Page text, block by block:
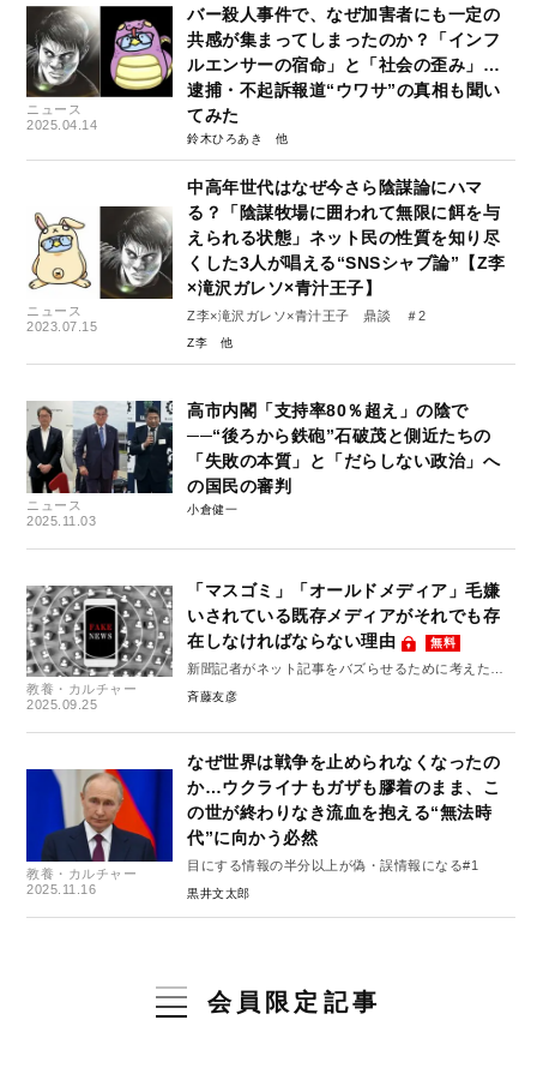
ニュース
2025.04.14
バー殺人事件で、なぜ加害者にも一定の
共感が集まってしまったのか？「インフ
ルエンサーの宿命」と「社会の歪み」…
逮捕・不起訴報道“ウワサ”の真相も聞い
てみた
鈴木ひろあき
ニュース
2023.07.15
中高年世代はなぜ今さら陰謀論にハマ
る？「陰謀牧場に囲われて無限に餌を与
えられる状態」ネット民の性質を知り尽
くした3人が唱える“SNSシャブ論”【Z李
×滝沢ガレソ×青汁王子】
Z李×滝沢ガレソ×青汁王子 鼎談 ＃2
Z李
ニュース
2025.11.03
高市内閣「支持率80％超え」の陰で
──“後ろから鉄砲”石破茂と側近たちの
「失敗の本質」と「だらしない政治」へ
の国民の審判
小倉健一
教養・カルチャー
2025.09.25
「マスゴミ」「オールドメディア」毛嫌
いされている既存メディアがそれでも存
在しなければならない理由
無料
新聞記者がネット記事をバズらせるために考えたこ
と #4
斉藤友彦
教養・カルチャー
2025.11.16
なぜ世界は戦争を止められなくなったの
か…ウクライナもガザも膠着のまま、こ
の世が終わりなき流血を抱える“無法時
代”に向かう必然
目にする情報の半分以上が偽・誤情報になる#1
黒井文太郎
会員限定記事